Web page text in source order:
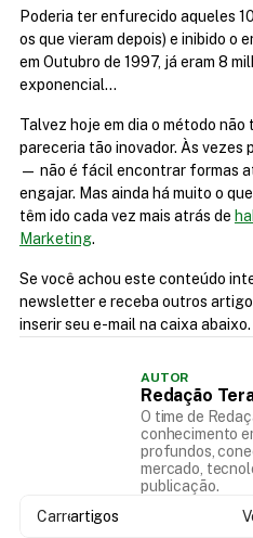
Poderia ter enfurecido aqueles
os que vieram depois) e inibido o
em Outubro de 1997, já eram 8
exponencial…
Talvez hoje em dia o método
pareceria tão inovador. Às
— não é fácil encontrar formas
engajar. Mas ainda há muito o
têm ido cada vez mais atrás de
Marketing.
Se você achou este conteúdo
newsletter e receba outros
inserir seu e-mail na caixa abaixo.
AUTOR
Redação
O time de
conhecimento
profundos,
mercado,
publicação.
Carregando...
artigos